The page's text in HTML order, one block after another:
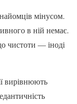
мінусом.
в ній немає.
чистоти — іноді
вирівнюють